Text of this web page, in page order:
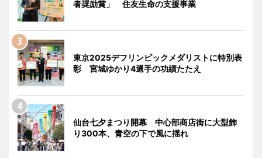
者奨励賞」 住友生命の支援事業
東京2025デフリンピックメダリストに特別表
彰 宮城ゆかり4選手の功績たたえ
仙台七夕まつり開幕 中心部商店街に大型飾
り300本、青空の下で風に揺れ